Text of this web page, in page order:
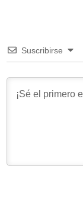
Suscribirse